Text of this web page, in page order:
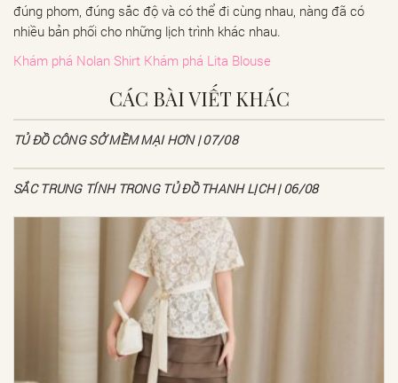
đúng phom, đúng sắc độ và có thể đi cùng nhau, nàng đã có
nhiều bản phối cho những lịch trình khác nhau.
Khám phá Nolan Shirt Khám phá Lita Blouse
CÁC BÀI VIẾT KHÁC
TỦ ĐỒ CÔNG SỞ MỀM MẠI HƠN | 07/08
SẮC TRUNG TÍNH TRONG TỦ ĐỒ THANH LỊCH | 06/08